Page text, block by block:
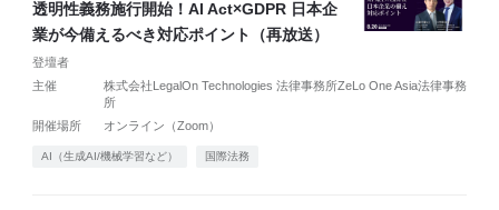
透明性義務施行開始！AI Act×GDPR 日本企
業が今備えるべき対応ポイント（再放送）
登壇者
主催
株式会社LegalOn Technologies 法律事務所ZeLo One Asia法律事務
所
開催場所
オンライン（Zoom）
AI（生成AI/機械学習など） 国際法務